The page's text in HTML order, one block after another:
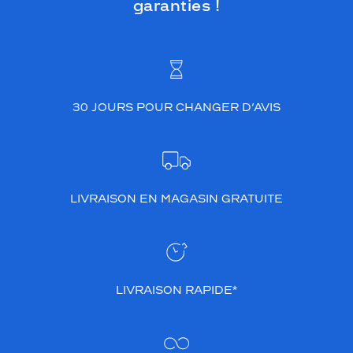
garanties !
30 JOURS POUR CHANGER D’AVIS
LIVRAISON EN MAGASIN GRATUITE
LIVRAISON RAPIDE*